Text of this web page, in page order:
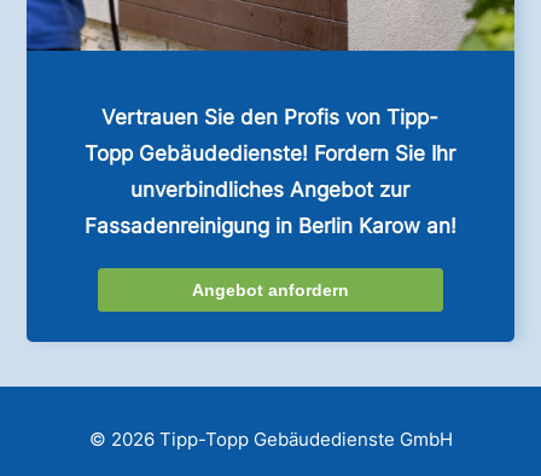
Vertrauen Sie den Profis von Tipp-
Topp Gebäudedienste! Fordern Sie Ihr
unverbindliches Angebot zur
Fassadenreinigung in Berlin Karow an!
Angebot anfordern
© 2026 Tipp-Topp Gebäudedienste GmbH